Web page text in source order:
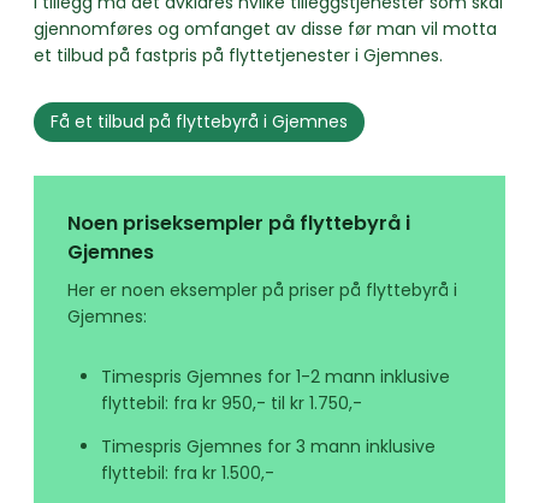
gjennomføres og omfanget av disse før man vil motta
et tilbud på fastpris på flyttetjenester i Gjemnes.
Få et tilbud på flyttebyrå i Gjemnes
Noen priseksempler på flyttebyrå i
Gjemnes
Her er noen eksempler på priser på flyttebyrå i
Gjemnes:
Timespris Gjemnes for 1-2 mann inklusive
flyttebil: fra kr 950,- til kr 1.750,-
Timespris Gjemnes for 3 mann inklusive
flyttebil: fra kr 1.500,-